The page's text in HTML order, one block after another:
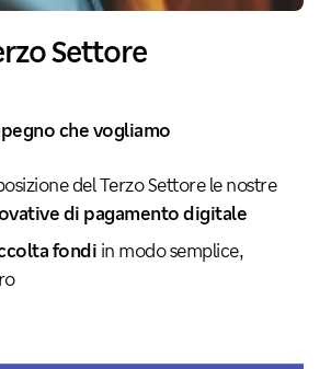
Settore
che vogliamo
del Terzo Settore le nostre
di pagamento digitale
fondi in modo semplice,